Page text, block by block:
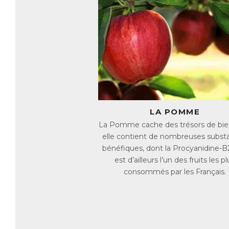
LA POMME
La Pomme cache des trésors de
elle contient de nombreuses
bénéfiques, dont la Procyanidine-
est d’ailleurs l’un des fruits les
consommés par les Français.